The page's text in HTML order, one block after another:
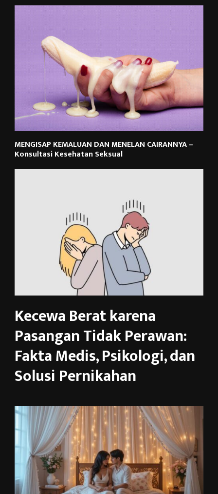
MENGISAP KEMALUAN DAN MENELAN CAIRANNYA –
Konsultasi Kesehatan Seksual
Kecewa Berat karena
Pasangan Tidak Perawan:
Fakta Medis, Psikologi, dan
Solusi Pernikahan